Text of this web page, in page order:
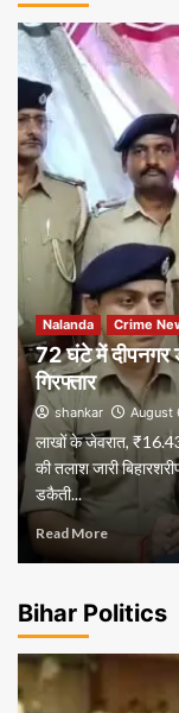
Nalanda Crime
72 घंटे में दीपनगर
गिरफ्तार
shankar August
लाखों के जेवरात,
की तलाश जारी
डकैती...
Read More
Bihar Politics